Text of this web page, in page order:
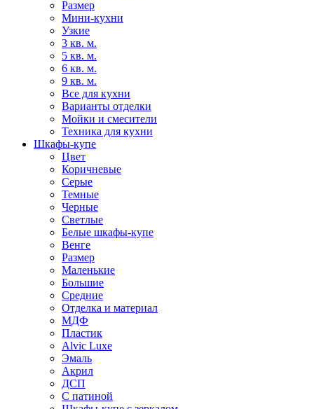
Размер
Мини-кухни
Узкие
3 кв. м.
5 кв. м.
6 кв. м.
9 кв. м.
Все для кухни
Варианты отделки
Мойки и смесители
Техника для кухни
Шкафы-купе
Цвет
Коричневые
Серые
Темные
Черные
Светлые
Белые шкафы-купе
Венге
Размер
Маленькие
Большие
Средние
Отделка и материал
МДФ
Пластик
Alvic Luxe
Эмаль
Акрил
ДСП
С патиной